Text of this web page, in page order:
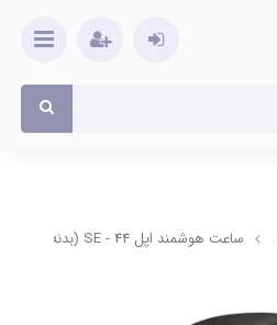
ساعت هوشمند اپل 44 - SE (بدنه آلومینیوم)